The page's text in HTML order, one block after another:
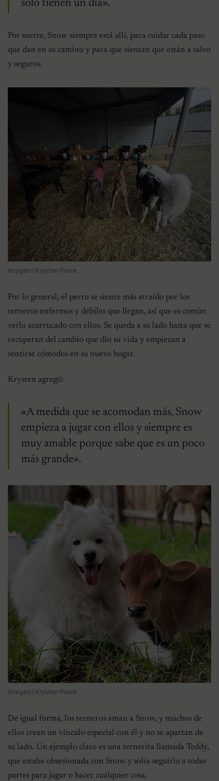
solo tienen un día».
Por suerte, Snow siempre está allí, para cuidar cada paso
que dan en su camino y para que sientan que están a salvo
y seguros.
Imagen | Krysten Pierre
Por lo general, el perro se siente más atraído por los
terneros enfermos y débiles que llegan, así que es común
verlo acurrucado con ellos. Se queda a su lado hasta que se
recuperan del cambio que dio su vida y empiezan a
sentirse cómodos en su nuevo hogar.
Krysten agregó:
«A medida que se acomodan más, Snow
empieza a jugar con ellos y siempre es
muy amable porque sabe que es un poco
más grande».
Imagen | Krysten Pierre
De igual forma, los terneros aman a Snow, y muchos de
ellos crean un vínculo especial con él y no se apartan de
su lado. Un ejemplo claro es una ternerita llamada Teddy,
que estaba obsesionada con Snow y solía seguirlo a todas
partes para jugar o hacer cualquier cosa.